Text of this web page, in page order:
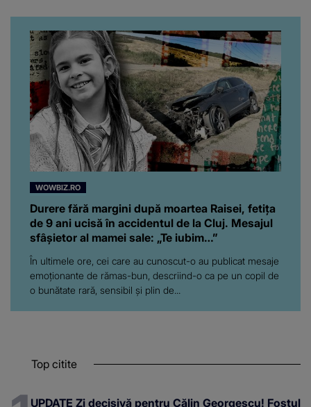
WOWBIZ.RO
Durere fără margini după moartea Raisei, fetița
de 9 ani ucisă în accidentul de la Cluj. Mesajul
sfâșietor al mamei sale: „Te iubim…”
În ultimele ore, cei care au cunoscut-o au publicat mesaje
emoționante de rămas-bun, descriind-o ca pe un copil de
o bunătate rară, sensibil și plin de...
Top citite
UPDATE Zi decisivă pentru Călin Georgescu! Fostul